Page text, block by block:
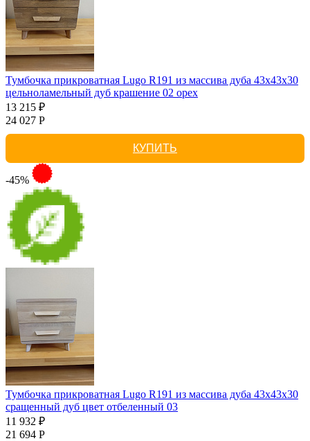
Тумбочка прикроватная Lugo R191 из массива дуба 43х43х30
цельноламельный дуб крашение 02 орех
13 215 ₽
24 027 Р
КУПИТЬ
-45%
Тумбочка прикроватная Lugo R191 из массива дуба 43х43х30
сращенный дуб цвет отбеленный 03
11 932 ₽
21 694 Р